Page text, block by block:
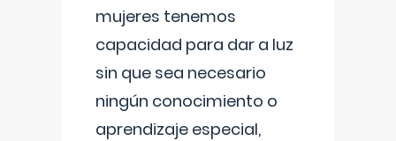
mujeres tenemos
capacidad para dar a luz
sin que sea necesario
ningún conocimiento o
aprendizaje especial,